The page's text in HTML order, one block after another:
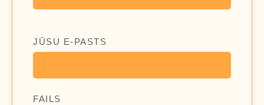
JŪSU E-PASTS
FAILS